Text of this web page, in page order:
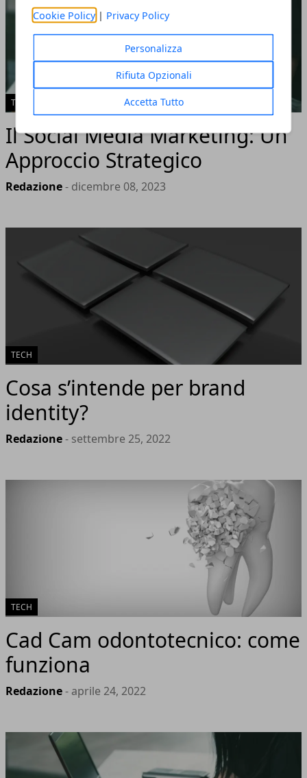
Cookie Policy | Privacy Policy
Personalizza
Rifiuta Opzionali
Accetta Tutto
TECH
Il Social Media Marketing: Un
Approccio Strategico
Redazione- dicembre 08, 2023
TECH
Cosa s’intende per brand
identity?
Redazione- settembre 25, 2022
TECH
Cad Cam odontotecnico: come
funziona
Redazione- aprile 24, 2022